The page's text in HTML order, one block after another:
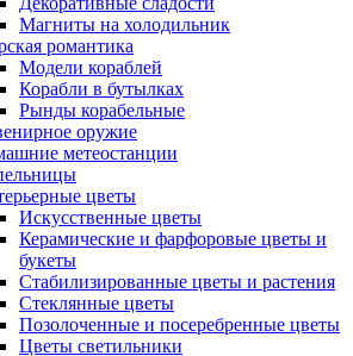
Магниты на холодильник
романтика
Модели кораблей
Корабли в бутылках
Рынды корабельные
оружие
метеостанции
цветы
Искусственные цветы
Керамические и фарфоровые цветы и
букеты
Стабилизированные цветы и растения
Стеклянные цветы
Позолоченные и посеребренные цветы
Цветы светильники